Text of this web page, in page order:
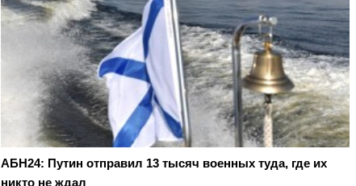
АБН24: Путин отправил 13 тысяч военных туда, где их
никто не ждал